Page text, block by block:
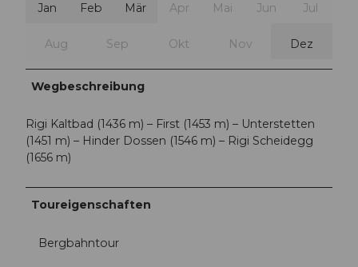
Jan Feb Mär Apr Mai Jun Jul
Aug Sep Okt Nov Dez
Wegbeschreibung
Rigi Kaltbad (1436 m) – First (1453 m) – Unterstetten
(1451 m) – Hinder Dossen (1546 m) – Rigi Scheidegg
(1656 m)
Toureigenschaften
Bergbahntour